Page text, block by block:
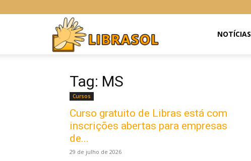
NOTÍCIAS
Tag: MS
Cursos
Curso gratuito de Libras está com
inscrições abertas para empresas
de...
29 de julho de 2026